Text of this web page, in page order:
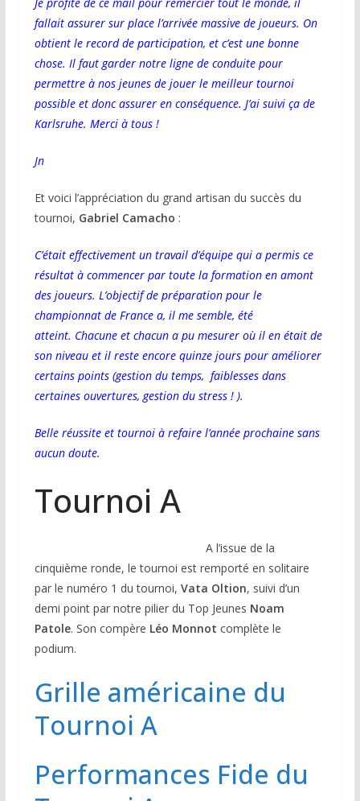
fallait assurer sur place l’arrivée massive de joueurs. On
obtient le record de participation, et c’est une bonne
chose. Il faut garder notre ligne de conduite pour
permettre à nos jeunes de jouer le meilleur tournoi
possible et donc assurer en conséquence. J’ai suivi ça de
Karlsruhe. Merci à tous !
Jn
Et voici l’appréciation du grand artisan du succès du
tournoi, Gabriel Camacho :
C’était effectivement un travail d’équipe qui a permis ce
résultat à commencer par toute la formation en amont
des joueurs. L’objectif de préparation pour le
championnat de France a, il me semble, été
atteint. Chacune et chacun a pu mesurer où il en était de
son niveau et il reste encore quinze jours pour améliorer
certains points (gestion du temps, faiblesses dans
certaines ouvertures, gestion du stress ! ).
Belle réussite et tournoi à refaire l’année prochaine sans
aucun doute.
Tournoi A
A l’issue de la
cinquième ronde, le tournoi est remporté en solitaire
par le numéro 1 du tournoi, Vata Oltion, suivi d’un
demi point par notre pilier du Top Jeunes Noam
Patole. Son compère Léo Monnot complète le
podium.
Grille américaine du
Tournoi A
Performances Fide du